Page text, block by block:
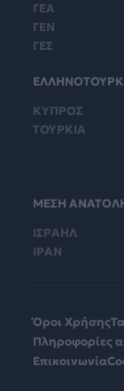
ΓΕΑ
ΓΕΝ
ΓΕΣ
ΚΥΠΡΟΣ
ΤΟΥΡΚΙΑ
ΜΕΣΗ
ΙΣΡΑΗΛ
ΙΡΑΝ
Όροι Χρήσης
Πληροφορίες
Επικοινωνία